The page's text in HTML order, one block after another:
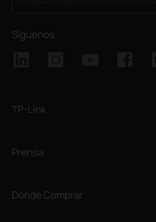
Síguenos
TP-Link
Prensa
Dónde Comprar